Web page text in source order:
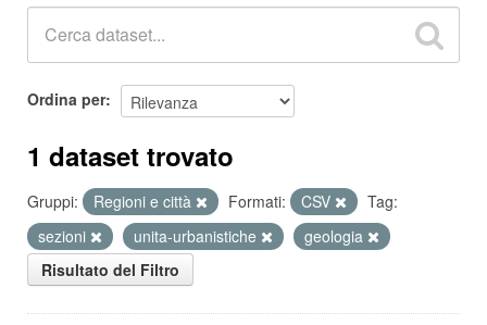
Ordina per
1 dataset trovato
Gruppi: Regioni e città Formati: CSV
Tag:
sezioni
unita-urbanistiche
geologia
Risultato del Filtro